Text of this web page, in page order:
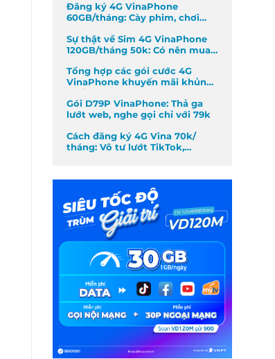
Đăng ký 4G VinaPhone
60GB/tháng: Cày phim, chơi
Sự thật về Sim 4G VinaPhone
120GB/tháng 50k: Có nên mua
Tổng hợp các gói cước 4G
VinaPhone khuyến mãi khủng
Gói D79P VinaPhone: Thả ga
lướt web, nghe gọi chỉ với 79k
Cách đăng ký 4G Vina 70k/
tháng: Vô tư lướt TikTok,